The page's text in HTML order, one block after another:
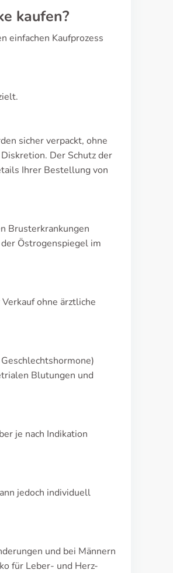
kaufen?
einfachen Kaufprozess
sicher verpackt, ohne
Der Schutz der
Ihrer Bestellung von
Brusterkrankungen
Östrogenspiegel im
ohne ärztliche
Blutungen und
je nach Indikation
jedoch individuell
und bei Männern
für Leber- und Herz-